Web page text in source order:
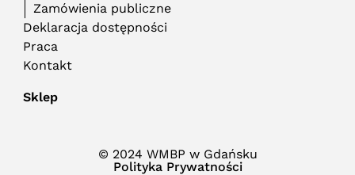
Zamówienia publiczne
Deklaracja dostępności
Praca
Kontakt
Sklep
© 2024 WMBP w Gdańsku
Polityka Prywatności